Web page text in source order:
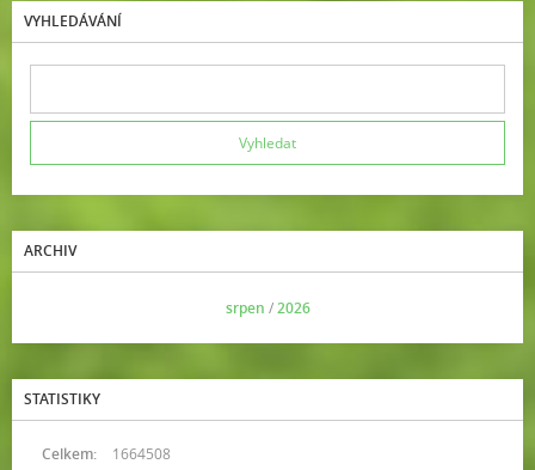
VYHLEDÁVÁNÍ
ARCHIV
srpen /2026
STATISTIKY
Celkem: 1664508